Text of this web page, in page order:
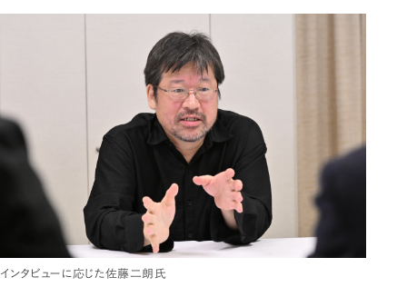
インタビューに応じた佐藤二朗氏